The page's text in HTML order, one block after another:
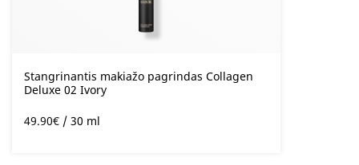
Stangrinantis makiažo pagrindas Collagen
Deluxe 02 Ivory
49.90€/ 30 ml